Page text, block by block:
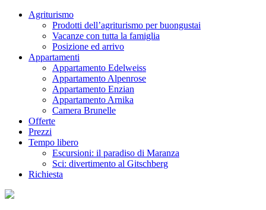
Agriturismo
Prodotti dell’agriturismo per buongustai
Vacanze con tutta la famiglia
Posizione ed arrivo
Appartamenti
Appartamento Edelweiss
Appartamento Alpenrose
Appartamento Enzian
Appartamento Arnika
Camera Brunelle
Offerte
Prezzi
Tempo libero
Escursioni: il paradiso di Maranza
Sci: divertimento al Gitschberg
Richiesta